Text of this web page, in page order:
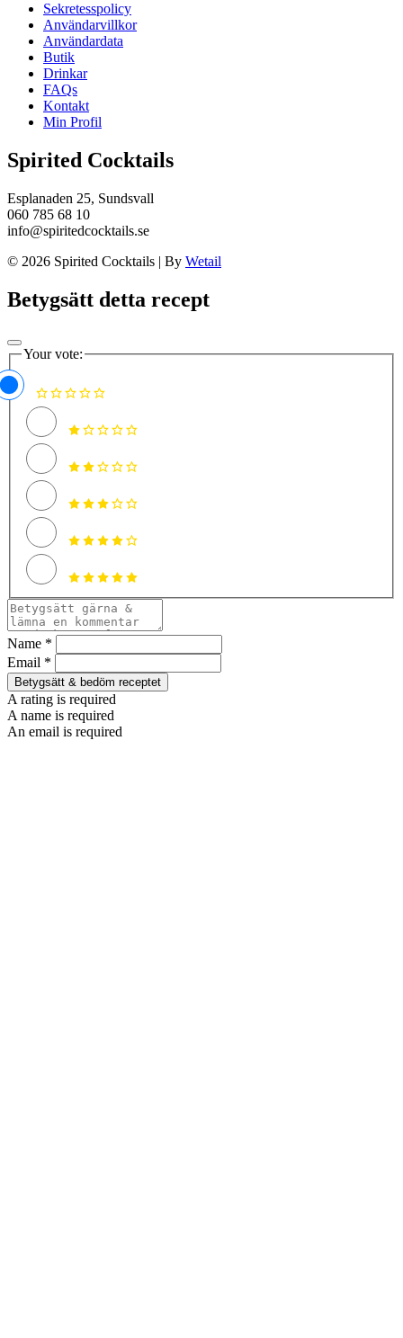
Sekretesspolicy
Användarvillkor
Användardata
Butik
Drinkar
FAQs
Kontakt
Min Profil
Spirited Cocktails
Esplanaden 25, Sundsvall
060 785 68 10
info@spiritedcocktails.se
© 2026 Spirited Cocktails | By Wetail
Betygsätt detta recept
Your vote:
Name *
Email *
Betygsätt & bedöm receptet
A rating is required
A name is required
An email is required